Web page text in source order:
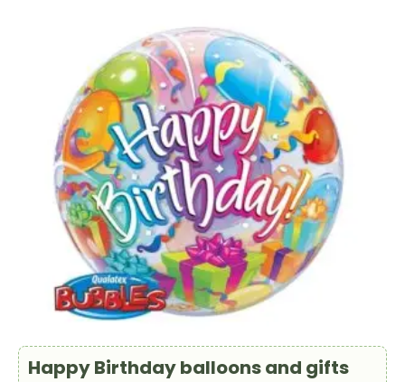
Happy Birthday balloons and gifts